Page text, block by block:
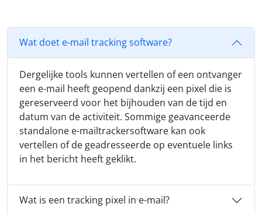
Wat doet e-mail tracking software?
Dergelijke tools kunnen vertellen of een ontvanger
een e-mail heeft geopend dankzij een pixel die is
gereserveerd voor het bijhouden van de tijd en
datum van de activiteit. Sommige geavanceerde
standalone e-mailtrackersoftware kan ook
vertellen of de geadresseerde op eventuele links
in het bericht heeft geklikt.
Wat is een tracking pixel in e-mail?